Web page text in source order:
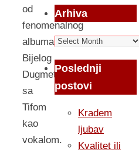
od
fenomenalnog
albuma
Bijelog
Dugmeta
sa
Tifom
kao
vokalom.
Arhiva
Arhiva
Poslednji
postovi
Kradem
ljubav
Kvalitet ili